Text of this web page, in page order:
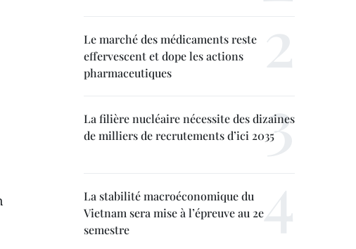
Le marché des médicaments reste
effervescent et dope les actions
pharmaceutiques
La filière nucléaire nécessite des dizaines
de milliers de recrutements d’ici 2035
La stabilité macroéconomique du
Vietnam sera mise à l’épreuve au 2e
semestre